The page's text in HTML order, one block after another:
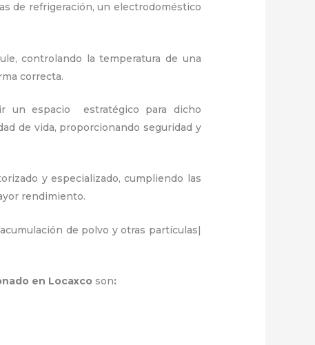
de refrigeración, un electrodoméstico
controlando la temperatura de una
correcta.
un espacio estratégico para dicho
de vida, proporcionando seguridad y
y especializado, cumpliendo las
rendimiento.
de polvo y otras partículas|
en Locaxcoson: